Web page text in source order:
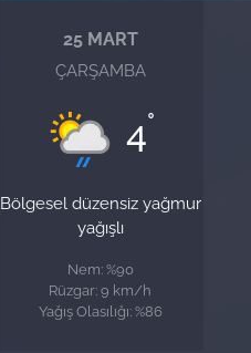
25 MART
ÇARŞAMBA
4°
Bölgesel düzensiz yağmur
yağışlı
Nem: %90
Rüzgar: 9 km/h
Yağış Olasılığı: %86